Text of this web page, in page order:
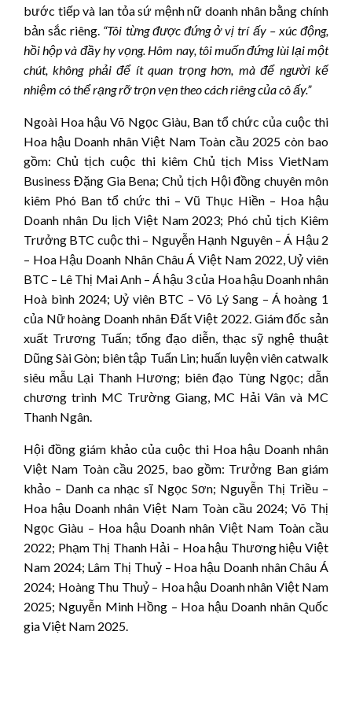
bước tiếp và lan tỏa sứ mệnh nữ doanh nhân bằng chính
bản sắc riêng. “Tôi từng được đứng ở vị trí ấy – xúc động,
hồi hộp và đầy hy vọng. Hôm nay, tôi muốn đứng lùi lại một
chút, không phải để ít quan trọng hơn, mà để người kế
nhiệm có thể rạng rỡ trọn vẹn theo cách riêng của cô ấy.”
Ngoài Hoa hậu Võ Ngọc Giàu, Ban tổ chức của cuộc thi
Hoa hậu Doanh nhân Việt Nam Toàn cầu 2025 còn bao
gồm: Chủ tịch cuộc thi kiêm Chủ tịch Miss VietNam
Business Đặng Gia Bena; Chủ tịch Hội đồng chuyên môn
kiêm Phó Ban tổ chức thi – Vũ Thục Hiền – Hoa hậu
Doanh nhân Du lịch Việt Nam 2023; Phó chủ tịch Kiêm
Trưởng BTC cuộc thi – Nguyễn Hạnh Nguyên – Á Hậu 2
– Hoa Hậu Doanh Nhân Châu Á Việt Nam 2022, Uỷ viên
BTC – Lê Thị Mai Anh – Á hậu 3 của Hoa hậu Doanh nhân
Hoà bình 2024; Uỷ viên BTC – Võ Lý Sang – Á hoàng 1
của Nữ hoàng Doanh nhân Đất Việt 2022. Giám đốc sản
xuất Trương Tuấn; tổng đạo diễn, thạc sỹ nghệ thuật
Dũng Sài Gòn; biên tập Tuấn Lin; huấn luyện viên catwalk
siêu mẫu Lại Thanh Hương; biên đạo Tùng Ngọc; dẫn
chương trình MC Trường Giang, MC Hải Vân và MC
Thanh Ngân.
Hội đồng giám khảo của cuộc thi Hoa hậu Doanh nhân
Việt Nam Toàn cầu 2025, bao gồm: Trưởng Ban giám
khảo – Danh ca nhạc sĩ Ngọc Sơn; Nguyễn Thị Triều –
Hoa hậu Doanh nhân Việt Nam Toàn cầu 2024; Võ Thị
Ngọc Giàu – Hoa hậu Doanh nhân Việt Nam Toàn cầu
2022; Phạm Thị Thanh Hải – Hoa hậu Thương hiệu Việt
Nam 2024; Lâm Thị Thuỷ – Hoa hậu Doanh nhân Châu Á
2024; Hoàng Thu Thuỷ – Hoa hậu Doanh nhân Việt Nam
2025; Nguyễn Minh Hồng – Hoa hậu Doanh nhân Quốc
gia Việt Nam 2025.